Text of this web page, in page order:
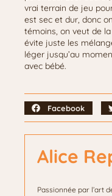
vrai terrain de jeu
est sec et dur, donc
témoins, on veut de
évite juste les
léger jusqu’au
avec bébé.
Facebook
Alice
Passionnée par l’art